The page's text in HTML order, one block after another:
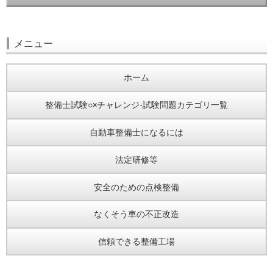
メニュー
ホーム
整備士試験○×チャレンジ-試験問題カテゴリ一覧
自動車整備士になるには
法定研修等
安全のための点検整備
なくそう車の不正改造
信頼できる整備工場